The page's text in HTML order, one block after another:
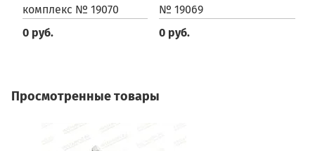
комплекс № 19070
0 руб.
№ 19069
0 руб.
Просмотренные товары